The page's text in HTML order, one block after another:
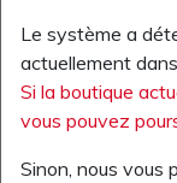
Le système a
actuellement
Si la boutique
vous pouvez
Sinon, nous vous